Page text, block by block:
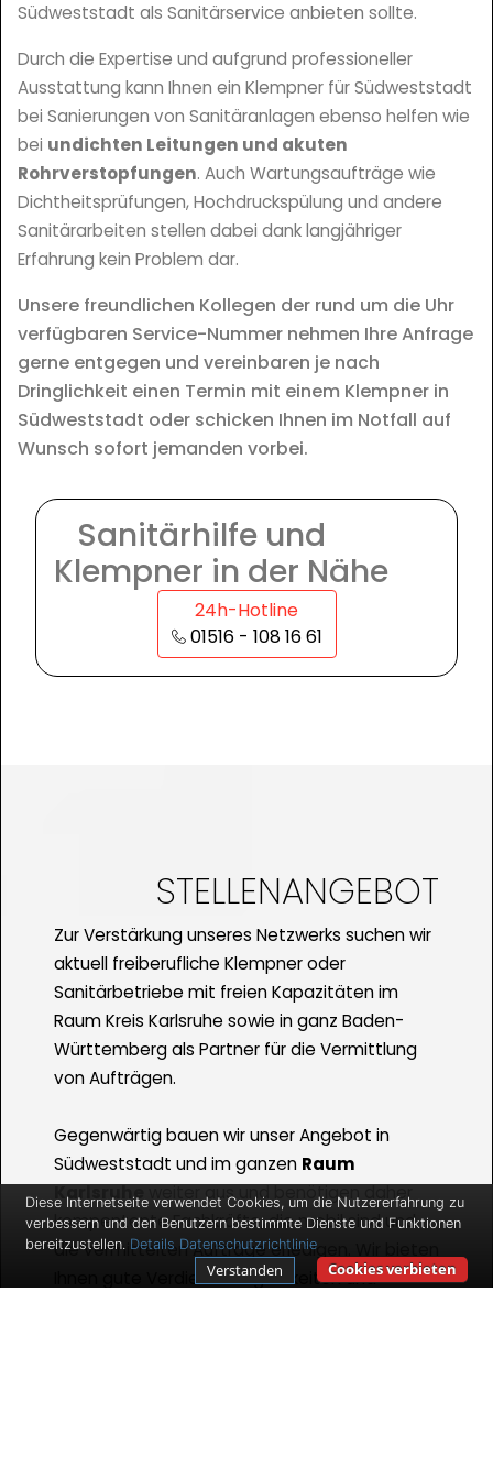
Südweststadt als Sanitärservice anbieten sollte.
Durch die Expertise und aufgrund professioneller
Ausstattung kann Ihnen ein Klempner für Südweststadt
bei Sanierungen von Sanitäranlagen ebenso helfen wie
bei undichten Leitungen und akuten
Rohrverstopfungen. Auch Wartungsaufträge wie
Dichtheitsprüfungen, Hochdruckspülung und andere
Sanitärarbeiten stellen dabei dank langjähriger
Erfahrung kein Problem dar.
Unsere freundlichen Kollegen der rund um die Uhr
verfügbaren Service-Nummer nehmen Ihre Anfrage
gerne entgegen und vereinbaren je nach
Dringlichkeit einen Termin mit einem Klempner in
Südweststadt oder schicken Ihnen im Notfall auf
Wunsch sofort jemanden vorbei.
Sanitärhilfe und
Klempner in der Nähe
24h-Hotline
01516 - 108 16 61
STELLENANGEBOT
Zur Verstärkung unseres Netzwerks suchen wir
aktuell freiberufliche Klempner oder
Sanitärbetriebe mit freien Kapazitäten im
Raum Kreis Karlsruhe sowie in ganz Baden-
Württemberg als Partner für die Vermittlung
von Aufträgen.
Gegenwärtig bauen wir unser Angebot in
Südweststadt und im ganzen Raum
Karlsruhe
weiter aus und benötigen daher
kompentente Fachkräfte, die mobil sind und
die vermittelten Aufträge erledigen. Wir bieten
Ihnen gute Verdienstmöglichkeiten und
Diese Internetseite verwendet Cookies, um die Nutzererfahrung zu
verbessern und den Benutzern bestimmte Dienste und Funktionen
bereitzustellen. Details Datenschutzrichtlinie
Cookies verbieten
Verstanden